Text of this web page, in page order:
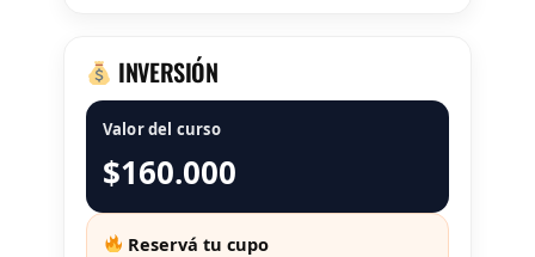
INVERSIÓN
Valor del curso
$160.000
Reservá tu cupo